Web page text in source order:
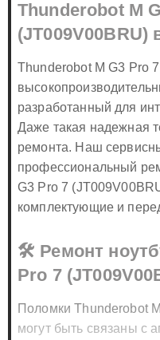
Thunderobot M
(JT009V00BRU)
Thunderobot M G3 Pro
разработанный для
Даже такая надежная
ремонта. Наш
профессиональный
G3 Pro 7
комплектующие и
🛠️ Ремонт
Pro 7
Поломки Thunderobot
могут быть связаны с